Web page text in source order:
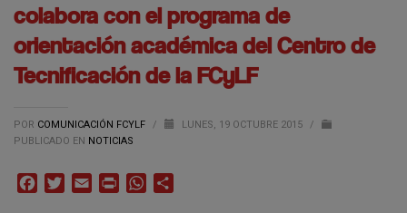
colabora con el programa de
orientación académica del Centro de
Tecnificación de la FCyLF
POR COMUNICACIÓN FCYLF / LUNES, 19 OCTUBRE 2015
/
PUBLICADO EN NOTICIAS
FacebookTwitterEmail Print WhatsApp